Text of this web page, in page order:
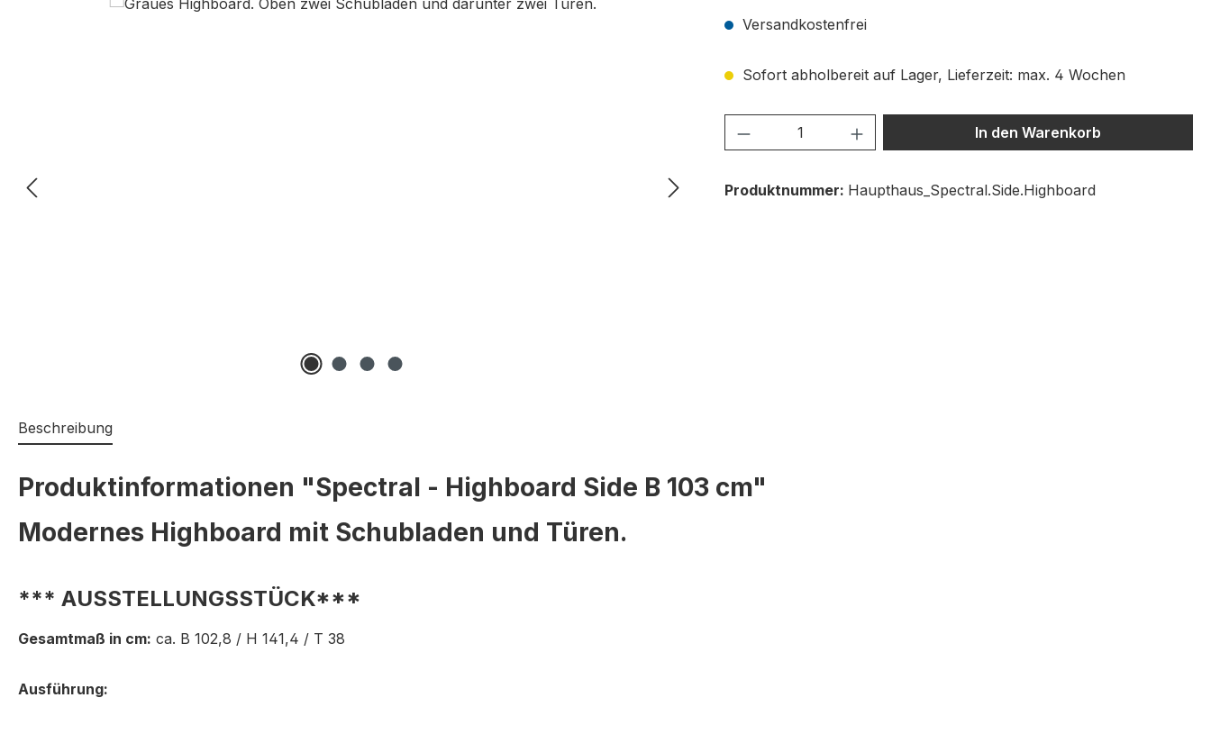
Versandkostenfrei
Sofort abholbereit auf Lager, Lieferzeit: max. 4 Wochen
Produkt Anzahl: Gib den gewünschten Wert
In den Warenkorb
Produktnummer: Haupthaus_Spectral.Side.Highboard
Beschreibung
Produktinformationen "Spectral - Highboard Side B 103 cm"
Modernes Highboard mit Schubladen und Türen.
*** AUSSTELLUNGSSTÜCK***
Gesamtmaß in cm: ca. B 102,8 / H 141,4 / T 38
Ausführung: